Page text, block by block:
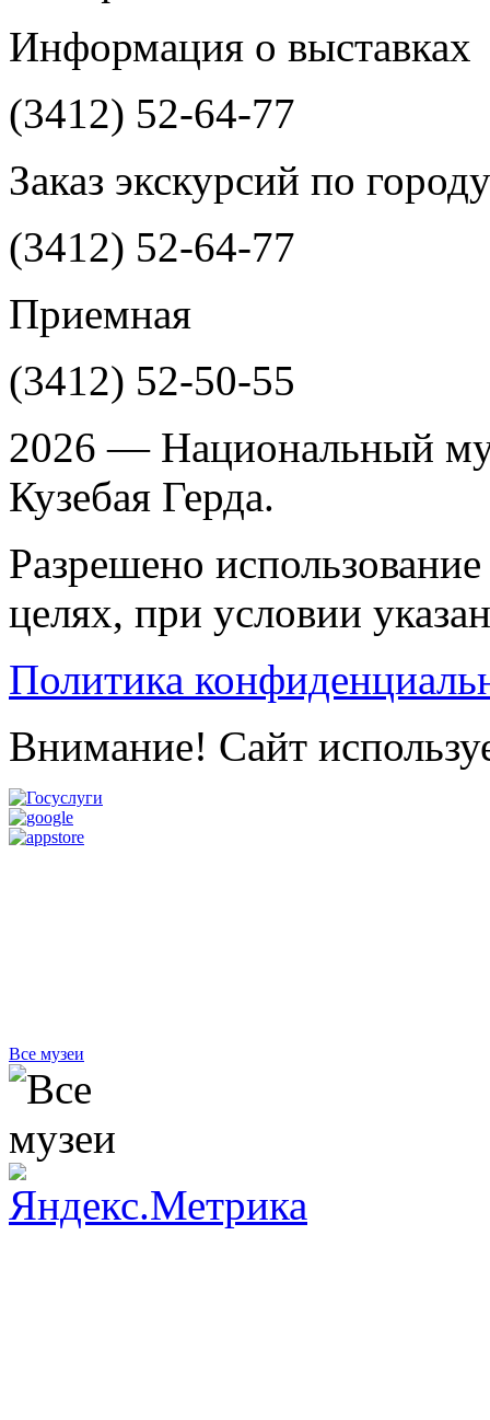
Информация о выставках
(3412) 52-64-77
Заказ экскурсий по городу
(3412) 52-64-77
Приемная
(3412) 52-50-55
2026 — Национальный
Кузебая Герда.
Разрешено
целях, при условии
Политика
Внимание! Сайт
Все музеи